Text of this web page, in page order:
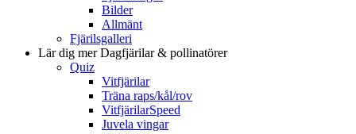
Bilder
Allmänt
Fjärilsgalleri
Lär dig merDagfjärilar & pollinatörer
Quiz
Vitfjärilar
Träna raps/kål/rov
VitfjärilarSpeed
Juvela vingar